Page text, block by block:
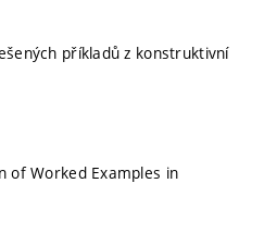
příkladů z konstruktivní
of Worked Examples in